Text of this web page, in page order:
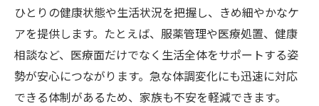
ひとりの健康状態や生活状況を把握し、きめ細やかなケ
アを提供します。たとえば、服薬管理や医療処置、健康
相談など、医療面だけでなく生活全体をサポートする姿
勢が安心につながります。急な体調変化にも迅速に対応
できる体制があるため、家族も不安を軽減できます。